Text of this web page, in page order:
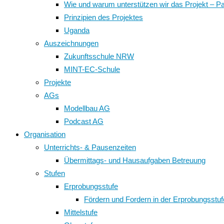
Wie und warum unterstützen wir das Projekt –
Prinzipien des Projektes
Uganda
Auszeichnungen
Zukunftsschule NRW
MINT-EC-Schule
Projekte
AGs
Modellbau AG
Podcast AG
Organisation
Unterrichts- & Pausenzeiten
Übermittags- und Hausaufgaben Betreuung
Stufen
Erprobungsstufe
Fördern und Fordern in der
Mittelstufe